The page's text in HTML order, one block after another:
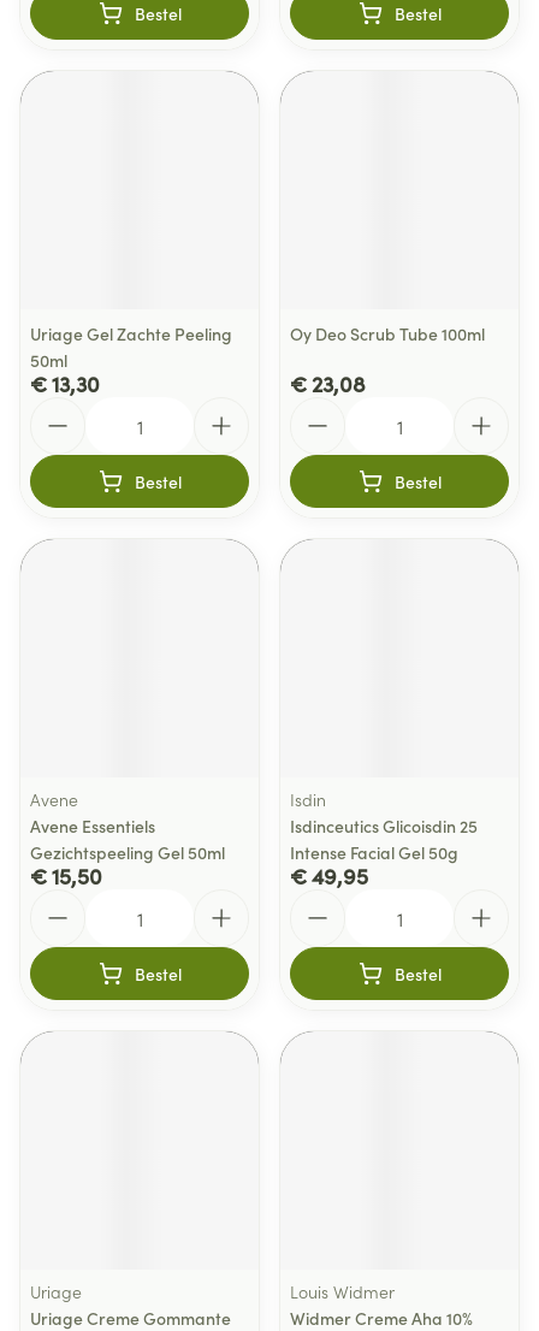
Bestel Bestel
Uriage Gel Zachte Peeling
50ml
€ 13,30
Bestel
Oy Deo Scrub Tube 100ml
€ 23,08
Bestel
Avene
Avene Essentiels
Gezichtspeeling Gel 50ml
€ 15,50
Bestel
Isdin
Isdinceutics Glicoisdin 25
Intense Facial Gel 50g
€ 49,95
Bestel
Uriage
Uriage Creme Gommante
Louis Widmer
Widmer Creme Aha 10%